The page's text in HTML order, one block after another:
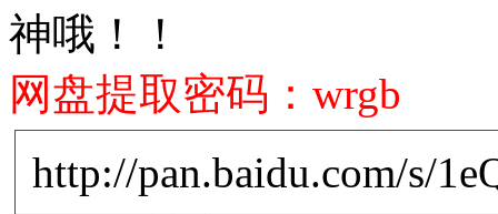
神哦！！
网盘提取密码：wrgb
http://pan.baidu.com/s/